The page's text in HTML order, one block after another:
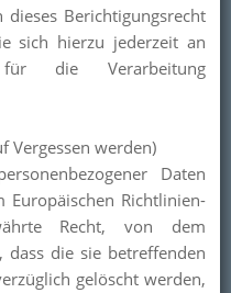
Berichtigungsrecht
sich hierzu jederzeit an
die Verarbeitung
Vergessen werden)
Daten
Richtlinien-
Recht, von dem
dass die sie betreffenden
gelöscht werden,